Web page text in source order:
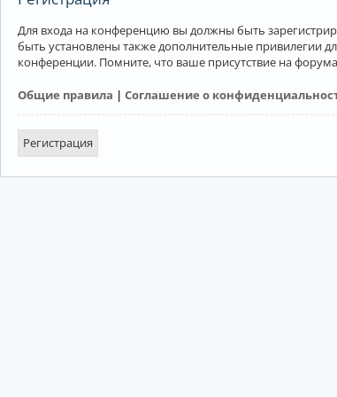
Для входа на конференцию вы должны быть
быть установлены также дополнительные привилегии
конференции. Помните, что ваше присутствие на
Общие правила | Соглашение о
Регистрация